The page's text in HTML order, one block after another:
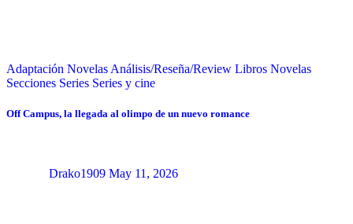
Adaptación Novelas Análisis/Reseña/Review Libros Novelas
Secciones Series Series y cine
Off Campus, la llegada al olimpo de un nuevo romance
Drako1909 May 11, 2026